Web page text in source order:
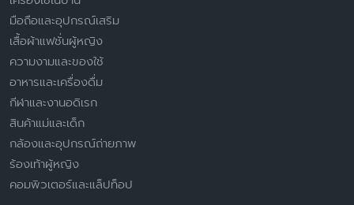
มือถือและอุปกรณ์เสริม
เสื้อผ้าแฟชั่นผู้หญิง
ความงามและของใช้
อาหารและเครื่องดื่ม
กีฬาและงานอดิเรก
สินค้าแม่และเด็ก
กล้องและอุปกรณ์ถ่ายภาพ
ร้องเท้าผู้หญิง
คอมพิวเตอร์และแล็ปท็อป